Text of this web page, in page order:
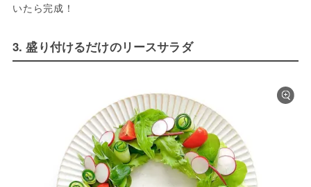
いたら完成！
3. 盛り付けるだけのリースサラダ